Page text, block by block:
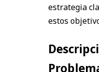
estrategia
estos